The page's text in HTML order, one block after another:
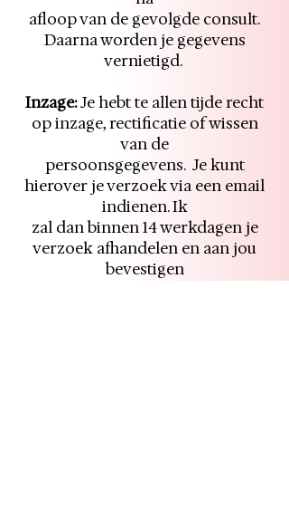
afloop van de gevolgde consult.
Daarna worden je gegevens
vernietigd.
Inzage:Je hebt te allen tijde recht
op inzage, rectificatie of wissen
van de
persoonsgegevens. Je kunt
hierover je verzoek via een email
indienen. Ik
zal dan binnen 14 werkdagen je
verzoek afhandelen en aan jou
bevestigen